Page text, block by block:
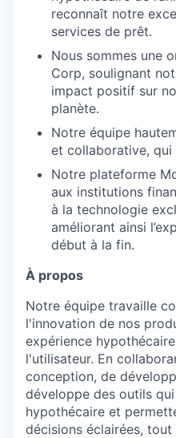
reconnaît notre
services de prêt.
Nous sommes une
Corp, soulignant
impact positif sur
planète.
Notre équipe
et collaborative,
Notre plateforme
aux institutions
à la technologie
améliorant ainsi
début à la fin.
À propos
Notre équipe travaille
l'innovation de nos
expérience
l'utilisateur. En
conception, de
développe des outils
hypothécaire et
décisions éclairées, tout